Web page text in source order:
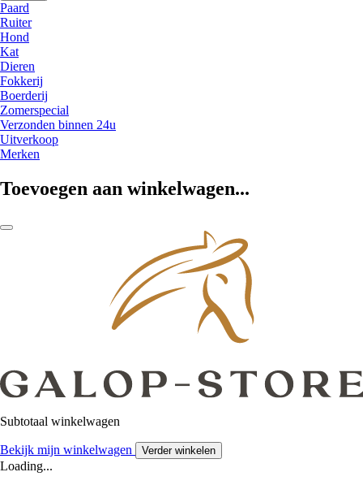
Paard
Ruiter
Hond
Kat
Dieren
Fokkerij
Boerderij
Zomerspecial
Verzonden binnen 24u
Uitverkoop
Merken
Toevoegen aan winkelwagen...
Subtotaal winkelwagen
Bekijk mijn winkelwagen Verder winkelen
Loading...